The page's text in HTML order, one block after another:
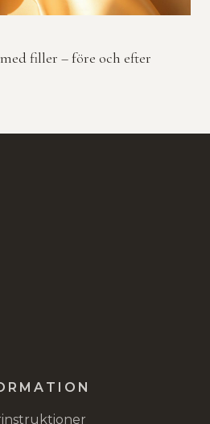
filler – före och efter